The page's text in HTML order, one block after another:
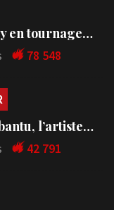
en tournage…
78 548
l’artiste…
42 791